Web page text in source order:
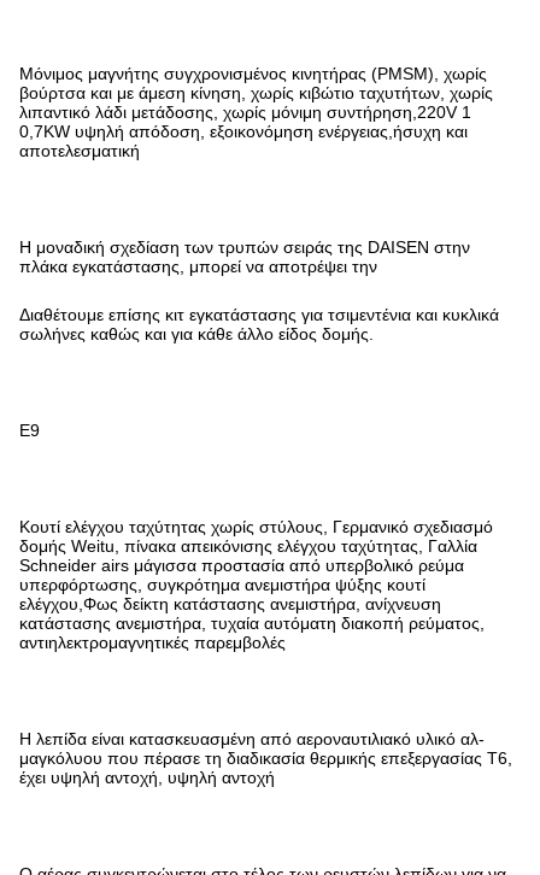
Μόνιμος μαγνήτης συγχρονισμένος κινητήρας (PMSM), χωρίς
βούρτσα και με άμεση κίνηση, χωρίς κιβώτιο ταχυτήτων, χωρίς
λιπαντικό λάδι μετάδοσης, χωρίς μόνιμη συντήρηση,220V 1
0,7KW υψηλή απόδοση, εξοικονόμηση ενέργειας,ήσυχη και
αποτελεσματική
Η μοναδική σχεδίαση των τρυπών σειράς της DAISEN στην
πλάκα εγκατάστασης, μπορεί να αποτρέψει την
Διαθέτουμε επίσης κιτ εγκατάστασης για τσιμεντένια και κυκλικά
σωλήνες καθώς και για κάθε άλλο είδος δομής.
Ε9
Κουτί ελέγχου ταχύτητας χωρίς στύλους, Γερμανικό σχεδιασμό
δομής Weitu, πίνακα απεικόνισης ελέγχου ταχύτητας, Γαλλία
Schneider airs μάγισσα προστασία από υπερβολικό ρεύμα
υπερφόρτωσης, συγκρότημα ανεμιστήρα ψύξης κουτί
ελέγχου,Φως δείκτη κατάστασης ανεμιστήρα, ανίχνευση
κατάστασης ανεμιστήρα, τυχαία αυτόματη διακοπή ρεύματος,
αντιηλεκτρομαγνητικές παρεμβολές
Η λεπίδα είναι κατασκευασμένη από αεροναυτιλιακό υλικό αλ-
μαγκόλυου που πέρασε τη διαδικασία θερμικής επεξεργασίας T6,
έχει υψηλή αντοχή, υψηλή αντοχή